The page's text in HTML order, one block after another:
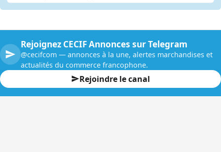
Rejoignez CECIF Annonces sur Telegram
@cecifcom — annonces à la une, alertes marchandises et
actualités du commerce francophone.
Rejoindre le canal